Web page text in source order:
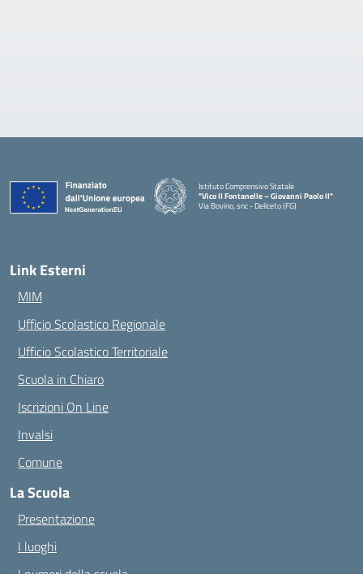
Istituto Comprensivo Statale
"Vico II Fontanelle – Giovanni Paolo II"
Via Bovino, snc - Deliceto (FG)
Link Esterni
MIM
Ufficio Scolastico Regionale
Ufficio Scolastico Territoriale
Scuola in Chiaro
Iscrizioni On Line
Invalsi
Comune
La Scuola
Presentazione
I luoghi